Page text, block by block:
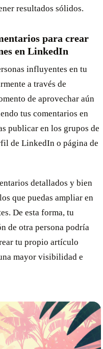
resultados sólidos.
para crear
en LinkedIn
influyentes en tu
a través de
de aprovechar aún
tus comentarios en
publicar en los grupos de
de LinkedIn o página de
detallados y bien
que puedas ampliar en
De esta forma, tu
de otra persona podría
tu propio artículo
mayor visibilidad e